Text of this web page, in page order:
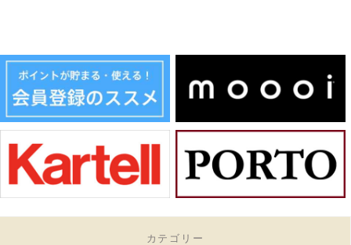
カテゴリー